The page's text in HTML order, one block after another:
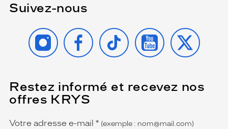
Suivez-nous
INSTAGRAMFACEBOOK
TIKTOK YOUTUBE
X
Restez informé et recevez nos
offres KRYS
Name
Votre adresse e-mail *
(Ce
champ
est
(exemple : nom@mail.com)